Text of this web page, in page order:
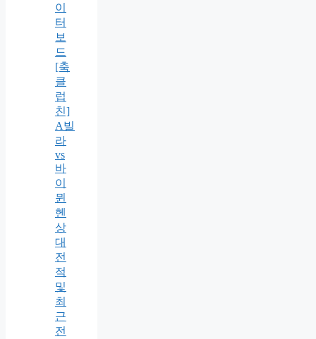
이
터
보
드
[축
클
럽
친]
A빌
라
vs
바
이
뮌
헨
상
대
전
적
및
최
근
전